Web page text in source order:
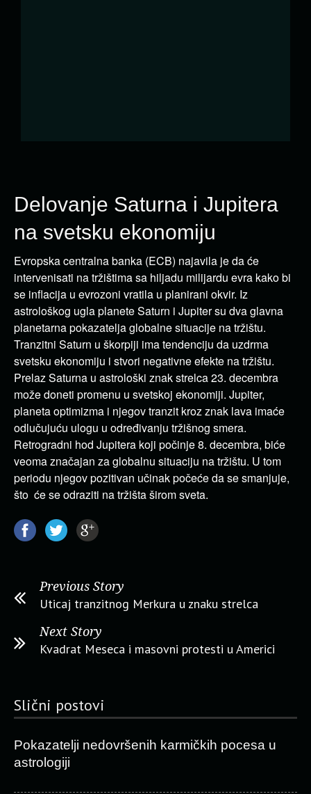
Delovanje Saturna i Jupitera
na svetsku ekonomiju
Evropska centralna banka (ECB) najavila je da će
intervenisati na tržištima sa hiljadu milijardu evra kako bi
se inflacija u evrozoni vratila u planirani okvir. Iz
astrološkog ugla planete Saturn i Jupiter su dva glavna
planetarna pokazatelja globalne situacije na tržištu.
Tranzitni Saturn u škorpiji ima tendenciju da uzdrma
svetsku ekonomiju i stvori negativne efekte na tržištu.
Prelaz Saturna u astrološki znak strelca 23. decembra
može doneti promenu u svetskoj ekonomiji. Jupiter,
planeta optimizma i njegov tranzit kroz znak lava imaće
odlučujuću ulogu u određivanju tržišnog smera.
Retrogradni hod Jupitera koji počinje 8. decembra, biće
veoma značajan za globalnu situaciju na tržištu. U tom
periodu njegov pozitivan učinak počeće da se smanjuje,
što će se odraziti na tržišta širom sveta.
Previous Story
Uticaj tranzitnog Merkura u znaku strelca
Next Story
Kvadrat Meseca i masovni protesti u Americi
Slični postovi
Pokazatelji nedovršenih karmičkih pocesa u
astrologiji